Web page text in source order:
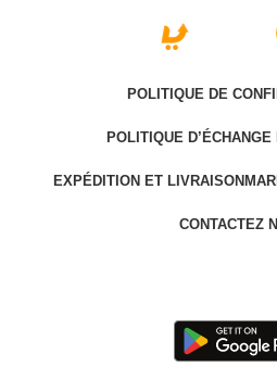
POLITIQUE DE
POLITIQUE
EXPÉDITION ET LIVRAISON
CONTACTEZ